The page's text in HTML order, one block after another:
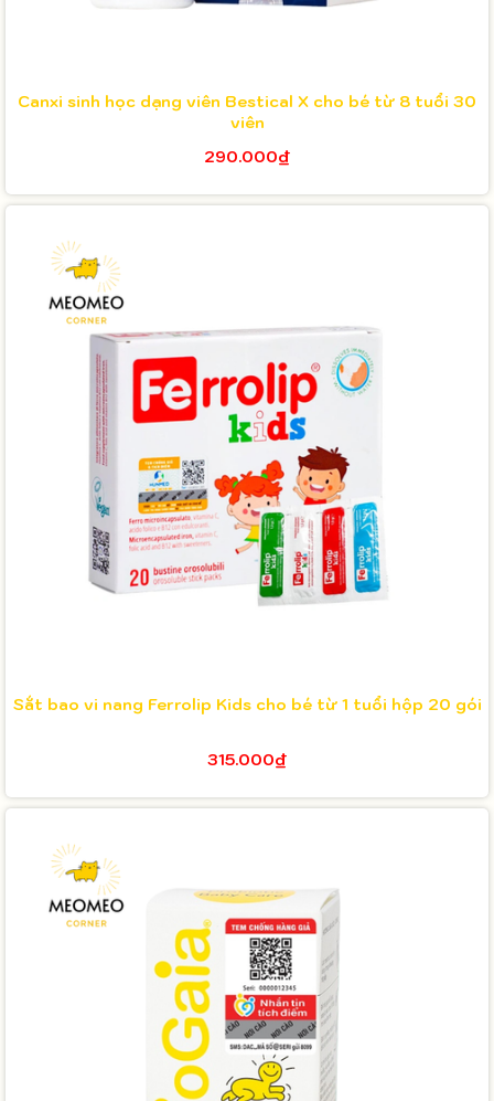
Canxi sinh học dạng viên Bestical X cho bé từ 8 tuổi 30
viên
290.000₫
Sắt bao vi nang Ferrolip Kids cho bé từ 1 tuổi hộp 20 gói
315.000₫